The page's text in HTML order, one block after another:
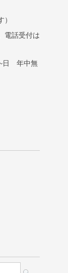
電話受付は
日 年中無